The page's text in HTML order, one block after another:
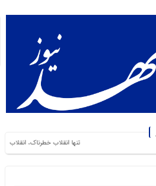
تنها انقلاب خطرناک، انقلاب گرسنگان است. من